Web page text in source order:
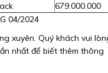
679.000.000
04/2024
xuyên. Quý khách vui
nhất để biết thêm thông